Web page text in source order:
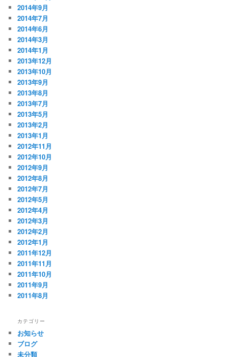
2014年9月
2014年7月
2014年6月
2014年3月
2014年1月
2013年12月
2013年10月
2013年9月
2013年8月
2013年7月
2013年5月
2013年2月
2013年1月
2012年11月
2012年10月
2012年9月
2012年8月
2012年7月
2012年5月
2012年4月
2012年3月
2012年2月
2012年1月
2011年12月
2011年11月
2011年10月
2011年9月
2011年8月
カテゴリー
お知らせ
ブログ
未分類